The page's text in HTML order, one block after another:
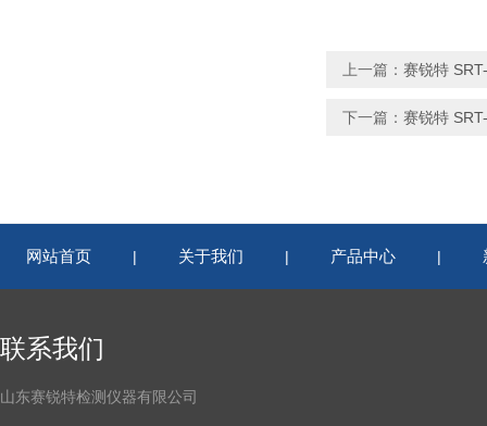
上一篇： 赛锐特
下一篇： 赛锐特
网站首页 | 关于我们 | 产品中心 |
联系我们
山东赛锐特检测仪器有限公司